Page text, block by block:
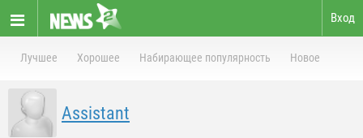
Вход
Лучшее Хорошее Набирающее популярность Новое
Assistant